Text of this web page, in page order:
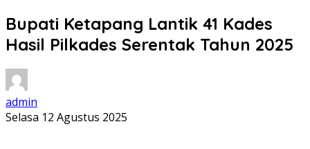
Bupati Ketapang Lantik 41 Kades
Hasil Pilkades Serentak Tahun 2025
admin
Selasa 12 Agustus 2025